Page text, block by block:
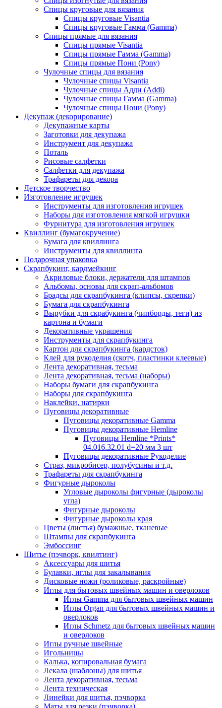
Спицы круговые для вязания
Спицы круговые Visantia
Спицы круговые Гамма (Gamma)
Спицы прямые для вязания
Спицы прямые Visantia
Спицы прямые Гамма (Gamma)
Спицы прямые Пони (Pony)
Чулочные спицы для вязания
Чулочные спицы Visantia
Чулочные спицы Адди (Addi)
Чулочные спицы Гамма (Gamma)
Чулочные спицы Пони (Pony)
Декупаж (декорирование)
Декупажные карты
Заготовки для декупажа
Инструмент для декупажа
Поталь
Рисовые салфетки
Салфетки для декупажа
Трафареты для декора
Детское творчество
Изготовление игрушек
Инструменты для изготовления игрушек
Наборы для изготовления мягкой игрушки
Фурнитура для изготовления игрушек
Квиллинг (бумагокручение)
Бумага для квиллинга
Инструменты для квиллинга
Подарочная упаковка
Скрапбукинг, кардмейкинг
Акриловые блоки, держатели для штампов
Альбомы, основы для скрап-альбомов
Брадсы для скрапбукинга (клипсы, скрепки)
Бумага для скрапбукинга
Вырубки для скрабукинга (чипборды, теги) из
картона и бумаги
Декоративные украшения
Инструменты для скрапбукинга
Картон для скрапбукинга (кардсток)
Клей для рукоделия (скотч, пластинки клеевые)
Лента декоративная, тесьма
Лента декоративная, тесьма (наборы)
Наборы бумаги для скрапбукинга
Наборы для скрапбукинга
Наклейки, натирки
Пуговицы декоративные
Пуговицы декоративные Gamma
Пуговицы декоративные Hemline
Пуговицы Hemline *Prints*
04.016.32.01 d=20 мм 3 шт
Пуговицы декоративные Рукоделие
Страз, микробисер, полубусины и т.д.
Трафареты для скрапбукинга
Фигурные дыроколы
Угловые дыроколы фигурные (дыроколы
угла)
Фигурные дыроколы
Фигурные дыроколы края
Цветы (листья) бумажные, тканевые
Штампы для скрапбукинга
Эмбоссинг
Шитье (пэчворк, квилтинг)
Аксессуары для шитья
Булавки, иглы для закалывания
Дисковые ножи (роликовые, раскройные)
Иглы для бытовых швейных машин и оверлоков
Иглы Gamma для бытовых швейных машин
Иглы Organ для бытовых швейных машин и
оверлоков
Иглы Schmetz для бытовых швейных машин
и оверлоков
Иглы ручные швейные
Игольницы
Калька, копировальная бумага
Лекала (шаблоны) для шитья
Лента декоративная, тесьма
Лента техническая
Линейки для шитья, пэчворка
Маты для резки (пэчворка)